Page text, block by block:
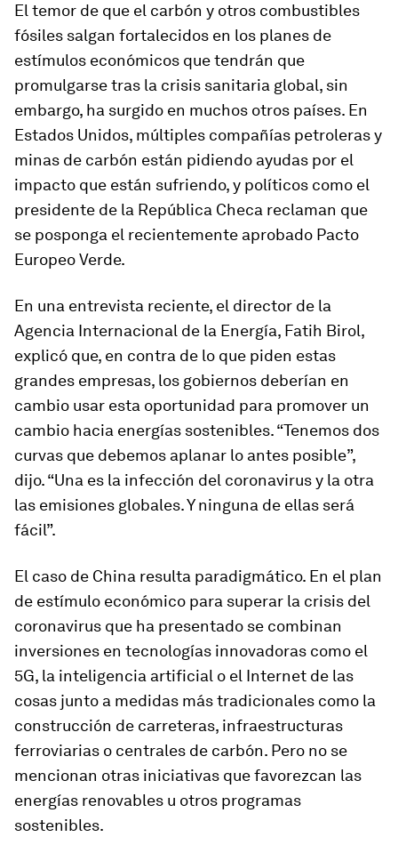
El temor de que el carbón y otros combustibles
fósiles salgan fortalecidos en los planes de
estímulos económicos que tendrán que
promulgarse tras la crisis sanitaria global, sin
embargo, ha surgido en muchos otros países. En
Estados Unidos, múltiples compañías petroleras y
minas de carbón están pidiendo ayudas por el
impacto que están sufriendo, y políticos como el
presidente de la República Checa reclaman que
se posponga el recientemente aprobado Pacto
Europeo Verde.
En una entrevista reciente, el director de la
Agencia Internacional de la Energía, Fatih Birol,
explicó que, en contra de lo que piden estas
grandes empresas, los gobiernos deberían en
cambio usar esta oportunidad para promover un
cambio hacia energías sostenibles. “Tenemos dos
curvas que debemos aplanar lo antes posible”,
dijo. “Una es la infección del coronavirus y la otra
las emisiones globales. Y ninguna de ellas será
fácil”.
El caso de China resulta paradigmático. En el plan
de estímulo económico para superar la crisis del
coronavirus que ha presentado se combinan
inversiones en tecnologías innovadoras como el
5G, la inteligencia artificial o el Internet de las
cosas junto a medidas más tradicionales como la
construcción de carreteras, infraestructuras
ferroviarias o centrales de carbón. Pero no se
mencionan otras iniciativas que favorezcan las
energías renovables u otros programas
sostenibles.